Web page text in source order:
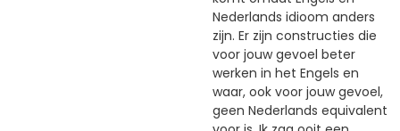
Nederlands idioom anders
zijn. Er zijn constructies die
voor jouw gevoel beter
werken in het Engels en
waar, ook voor jouw gevoel,
geen Nederlands equivalent